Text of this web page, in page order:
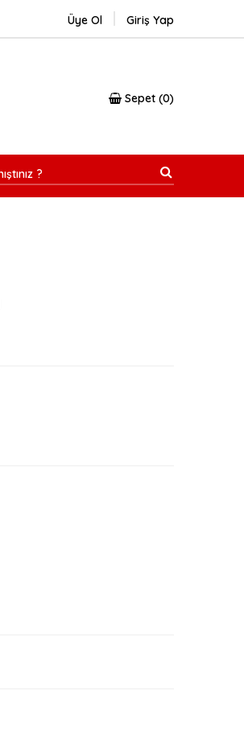
Üye Ol Giriş Yap
Sepet 0